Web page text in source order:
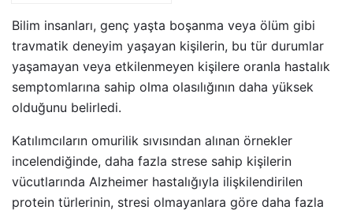
Bilim insanları, genç yaşta boşanma veya ölüm gibi
travmatik deneyim yaşayan kişilerin, bu tür durumlar
yaşamayan veya etkilenmeyen kişilere oranla hastalık
semptomlarına sahip olma olasılığının daha yüksek
olduğunu belirledi.
Katılımcıların omurilik sıvısından alınan örnekler
incelendiğinde, daha fazla strese sahip kişilerin
vücutlarında Alzheimer hastalığıyla ilişkilendirilen
protein türlerinin, stresi olmayanlara göre daha fazla